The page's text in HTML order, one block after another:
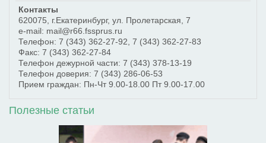
Контакты
620075
г.Екатеринбург, ул. Пролетарская, 7
e-mail: mail@r66.fssprus.ru
Телефон: 7 (343) 362-27-92 7 (343) 362-27-83
Факс: 7 (343) 362-27-84
Телефон дежурной части: 7 (343) 378-13-19
Телефон доверия: 7 (343) 286-06-53
Прием граждан: Пн-Чт 9.00-18.00 Пт 9.00-17.00
Полезные статьи